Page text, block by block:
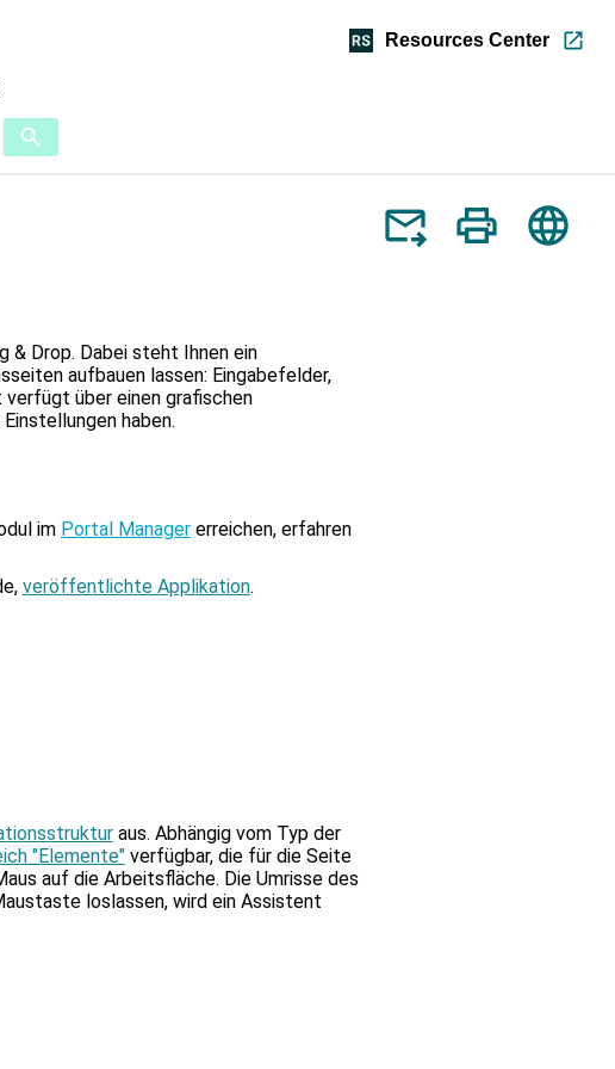
Resources Center
Verwende
die
Ergebnis
auszuwählen.
Drücke
die
Suchergebnis
gelangen.
& Drop. Dabei steht Ihnen ein
aufbauen lassen: Eingabefelder,
verfügt über einen grafischen
haben.
im Portal Managererreichen, erfahren
veröffentlichte Applikation.
aus. Abhängig vom Typ der
"Elemente"verfügbar, die für die Seite
auf die Arbeitsfläche. Die Umrisse des
loslassen, wird ein Assistent